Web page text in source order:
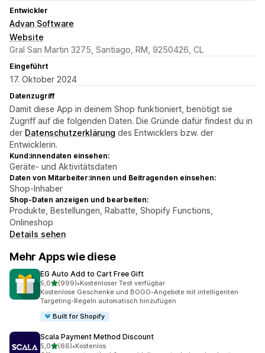
Entwickler
Advan Software
Website
Gral San Martin 3275, Santiago, RM, 9250426, CL
Eingeführt
17. Oktober 2024
Datenzugriff
Damit diese App in deinem Shop funktioniert, benötigt sie
Zugriff auf die folgenden Daten. Die Gründe dafür findest du in
der Datenschutzerklärung des Entwicklers bzw. der
Entwicklerin.
Kund:innendaten einsehen:
Geräte- und Aktivitätsdaten
Daten von Mitarbeiter:innen und Beitragenden einsehen:
Shop-Inhaber
Shop-Daten anzeigen und bearbeiten:
Produkte, Bestellungen, Rabatte, Shopify Functions,
Onlineshop
Details sehen
Mehr Apps wie diese
EG Auto Add to Cart Free Gift
5,0von 5 Sternen
(999)
999 Rezensionen insgesamt
•Kostenloser Test verfügbar
Kostenlose Geschenke und BOGO-Angebote mit intelligenten
Targeting-Regeln automatisch hinzufügen
Built for Shopify
Scala Payment Method Discount
5,0von 5 Sternen
(66)
66 Rezensionen insgesamt
•Kostenlos